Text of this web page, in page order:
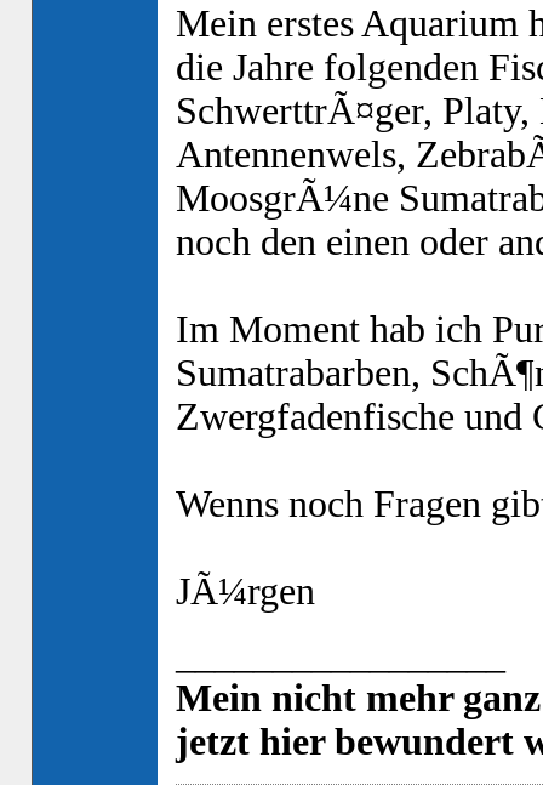
Mein erstes Aquarium
die Jahre folgenden
SchwerttrÃ¤ger,
Antennenwels,
MoosgrÃ¼ne
noch den einen oder
Im Moment hab ich
Sumatrabarben,
Zwergfadenfische und
Wenns noch Fragen
JÃ¼rgen
Mein nicht mehr
jetzt hier bewundert